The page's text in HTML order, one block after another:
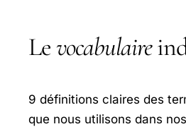
Levocabulaire
9 définitions claires des
que nous utilisons dans